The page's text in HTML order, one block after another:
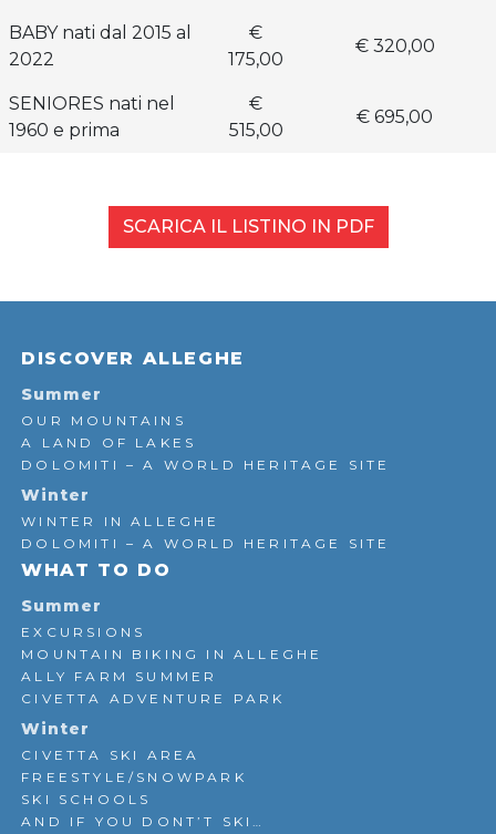
BABY nati dal 2015 al
2022
€
175,00
€ 320,00
SENIORES nati nel
1960 e prima
€
515,00
€ 695,00
SCARICA IL LISTINO IN PDF
DISCOVER ALLEGHE
Summer
OUR MOUNTAINS
A LAND OF LAKES
DOLOMITI – A WORLD HERITAGE SITE
Winter
WINTER IN ALLEGHE
DOLOMITI – A WORLD HERITAGE SITE
WHAT TO DO
Summer
EXCURSIONS
MOUNTAIN BIKING IN ALLEGHE
ALLY FARM SUMMER
CIVETTA ADVENTURE PARK
Winter
CIVETTA SKI AREA
FREESTYLE/SNOWPARK
SKI SCHOOLS
AND IF YOU DONT’T SKI…